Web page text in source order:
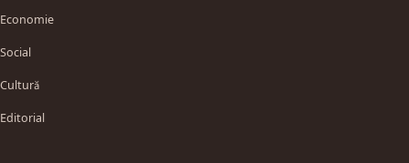
Economie
Social
Cultură
Editorial